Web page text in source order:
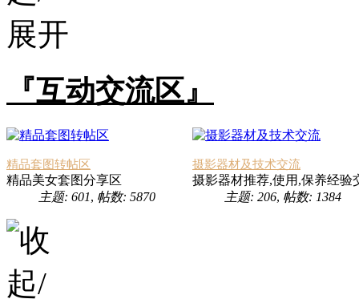
『互动交流区』
精品套图转帖区
精品美女套图分享区
主题: 601, 帖数: 5870
摄影器材及技术交流
摄影器材推荐,使用,保养经验
主题: 206, 帖数: 1384